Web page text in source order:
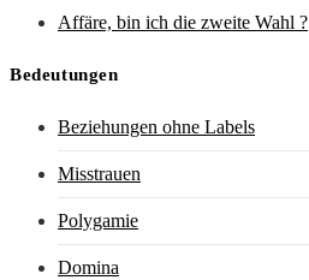
Affäre, bin ich die zweite Wahl ?
Bedeutungen
Beziehungen ohne Labels
Misstrauen
Polygamie
Domina